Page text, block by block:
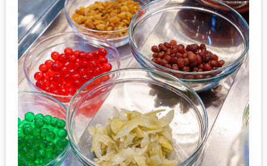
DISH
EVENT
ที่
ต้อง
ห้าม
พลาด
สำหรับ
ฤดู
หนาว